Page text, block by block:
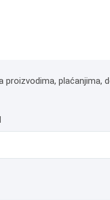
plaćanjima,